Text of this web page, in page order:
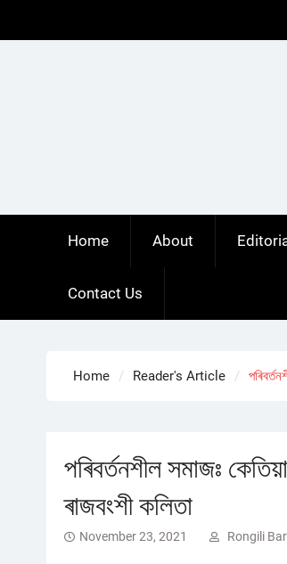
Home About
Contact Us
Home Reader's Article
পৰিবৰ্তনশীল সমাজঃ
ৰাজবংশী কলিতা
November 23, 2021 Rongili